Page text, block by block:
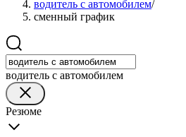
водитель с автомобилем/
сменный график
водитель с автомобилем
Резюме